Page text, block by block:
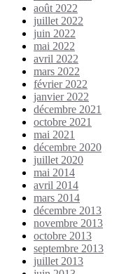
août 2022
juillet 2022
juin 2022
mai 2022
avril 2022
mars 2022
février 2022
janvier 2022
décembre 2021
octobre 2021
mai 2021
décembre 2020
juillet 2020
mai 2014
avril 2014
mars 2014
décembre 2013
novembre 2013
octobre 2013
septembre 2013
juillet 2013